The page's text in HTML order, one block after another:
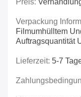
Preis:
Verpackung
Filmumhülltem
Auftragsquantität
Lieferzeit: 5-7